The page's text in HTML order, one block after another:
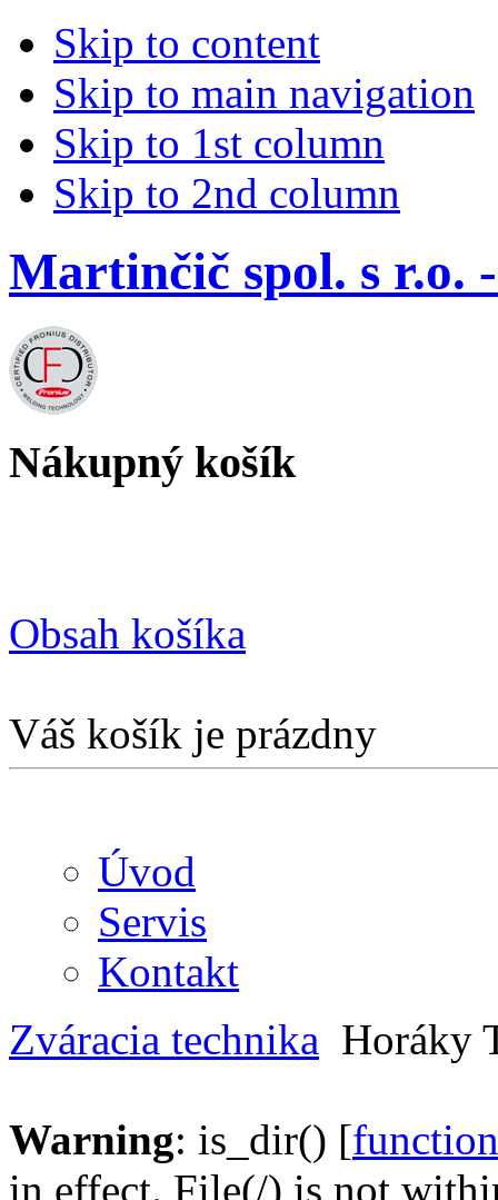
Skip to content
Skip to main navigation
Skip to 1st column
Skip to 2nd column
Martinčič spol. s r.o.
Nákupný košík
Obsah košíka
Váš košík je prázdny
Úvod
Servis
Kontakt
Zváracia technika Horáky
Warning: is_dir() [
in effect. File(/) is not